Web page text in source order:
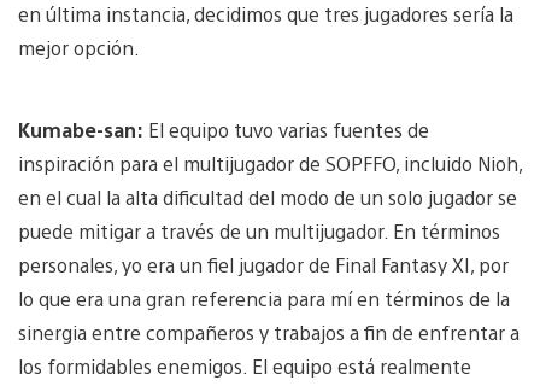
en última instancia, decidimos que tres jugadores sería la
mejor opción.
Kumabe-san: El equipo tuvo varias fuentes de
inspiración para el multijugador de SOPFFO, incluido Nioh,
en el cual la alta dificultad del modo de un solo jugador se
puede mitigar a través de un multijugador. En términos
personales, yo era un fiel jugador de Final Fantasy XI, por
lo que era una gran referencia para mí en términos de la
sinergia entre compañeros y trabajos a fin de enfrentar a
los formidables enemigos. El equipo está realmente